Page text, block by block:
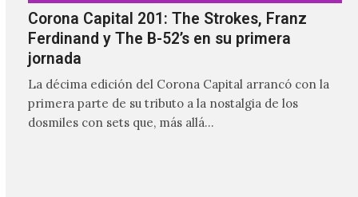
Corona Capital 201: The Strokes, Franz
Ferdinand y The B-52’s en su primera
jornada
La décima edición del Corona Capital arrancó con la
primera parte de su tributo a la nostalgia de los
dosmiles con sets que, más allá…